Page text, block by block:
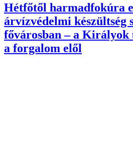
Hétfőtől harmadfokúra
árvízvédelmi készültség
fővárosban – a
a forgalom elől